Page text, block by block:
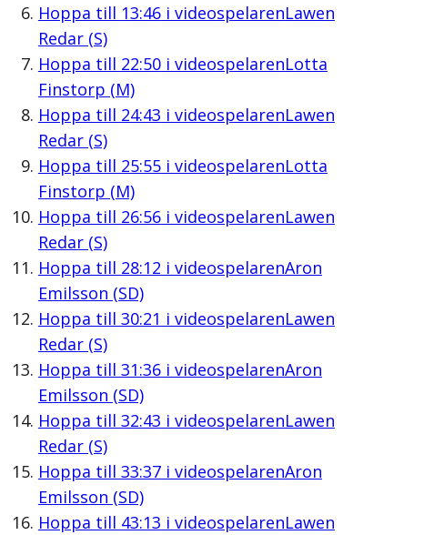
Hoppa till 13:46i videospelarenLawen
Redar (S)
Hoppa till 22:50i videospelarenLotta
Finstorp (M)
Hoppa till 24:43 i videospelarenLawen
Redar (S)
Hoppa till 25:55i videospelarenLotta
Finstorp (M)
Hoppa till 26:56i videospelarenLawen
Redar (S)
Hoppa till 28:12 i videospelarenAron
Emilsson (SD)
Hoppa till 30:21 i videospelarenLawen
Redar (S)
Hoppa till 31:36i videospelarenAron
Emilsson (SD)
Hoppa till 32:43 i videospelarenLawen
Redar (S)
Hoppa till 33:37i videospelarenAron
Emilsson (SD)
Hoppa till 43:13 i videospelarenLawen